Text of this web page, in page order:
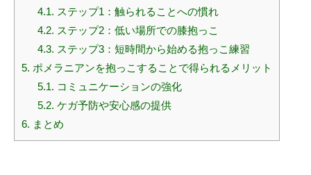
4.1. ステップ1：触られることへの慣れ
4.2. ステップ2：低い場所での膝抱っこ
4.3. ステップ3：短時間から始める抱っこ練習
5. ポメラニアンを抱っこすることで得られるメリット
5.1. コミュニケーションの強化
5.2. ケガ予防や安心感の提供
6. まとめ